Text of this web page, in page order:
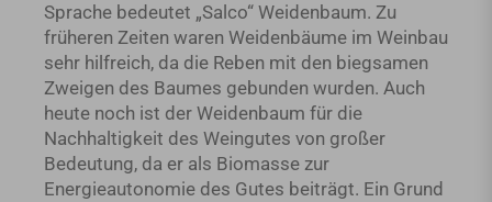
Sprache bedeutet „Salco“ Weidenbaum. Zu
früheren Zeiten waren Weidenbäume im Weinbau
sehr hilfreich, da die Reben mit den biegsamen
Zweigen des Baumes gebunden wurden. Auch
heute noch ist der Weidenbaum für die
Nachhaltigkeit des Weingutes von großer
Bedeutung, da er als Biomasse zur
Energieautonomie des Gutes beiträgt. Ein Grund